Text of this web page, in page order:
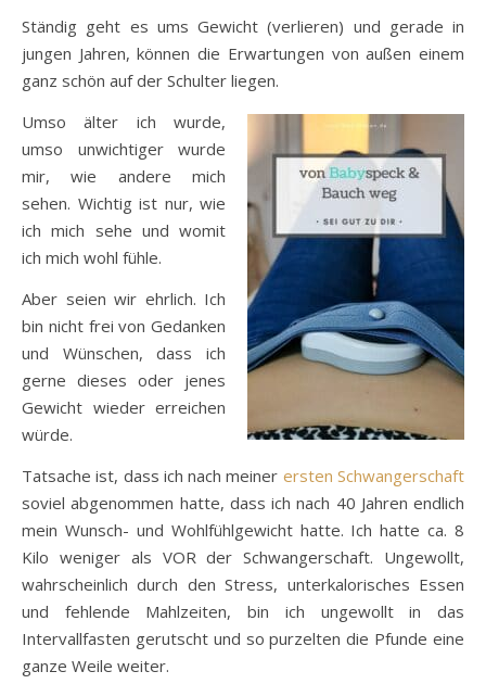
Ständig geht es ums Gewicht (verlieren) und gerade in
jungen Jahren, können die Erwartungen von außen einem
ganz schön auf der Schulter liegen.
Umso älter ich wurde,
umso unwichtiger wurde
mir, wie andere mich
sehen. Wichtig ist nur, wie
ich mich sehe und womit
ich mich wohl fühle.
Aber seien wir ehrlich. Ich
bin nicht frei von Gedanken
und Wünschen, dass ich
gerne dieses oder jenes
Gewicht wieder erreichen
würde.
Tatsache ist, dass ich nach meiner ersten Schwangerschaft
soviel abgenommen hatte, dass ich nach 40 Jahren endlich
mein Wunsch- und Wohlfühlgewicht hatte. Ich hatte ca. 8
Kilo weniger als VOR der Schwangerschaft. Ungewollt,
wahrscheinlich durch den Stress, unterkalorisches Essen
und fehlende Mahlzeiten, bin ich ungewollt in das
Intervallfasten gerutscht und so purzelten die Pfunde eine
ganze Weile weiter.